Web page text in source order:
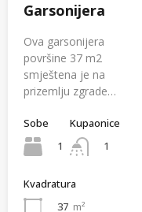
Garsonijera
Ova garsonijera
površine 37 m2
smještena je na
prizemlju zgrade…
Sobe
1
Kupaonice
1
Kvadratura
37 m²